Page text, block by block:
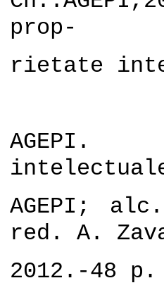
prop-
rietate
AGEPI.
AGEPI;
red. A.
2012.-48 p.